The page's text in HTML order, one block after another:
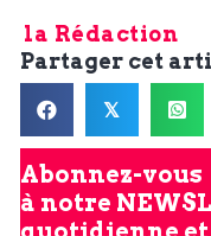
la Rédaction
Partager cet
𝕏
Abonnez-vous
à notre